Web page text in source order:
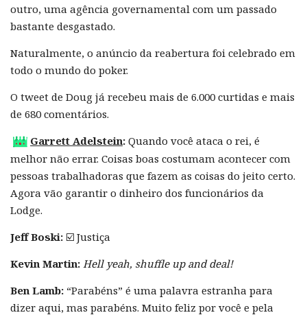
outro, uma agência governamental com um passado
bastante desgastado.
Naturalmente, o anúncio da reabertura foi celebrado em
todo o mundo do poker.
O tweet de Doug já recebeu mais de 6.000 curtidas e mais
de 680 comentários.
Garrett Adelstein: Quando você ataca o rei, é
melhor não errar. Coisas boas costumam acontecer com
pessoas trabalhadoras que fazem as coisas do jeito certo.
Agora vão garantir o dinheiro dos funcionários da
Lodge.
Jeff Boski: ☑️ Justiça
Kevin Martin: Hell yeah, shuffle up and deal!
Ben Lamb: “Parabéns” é uma palavra estranha para
dizer aqui, mas parabéns. Muito feliz por você e pela